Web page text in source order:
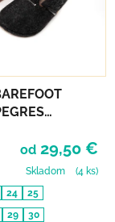
od 29,50 €
Skladom
(4 ks)
24
25
29
30